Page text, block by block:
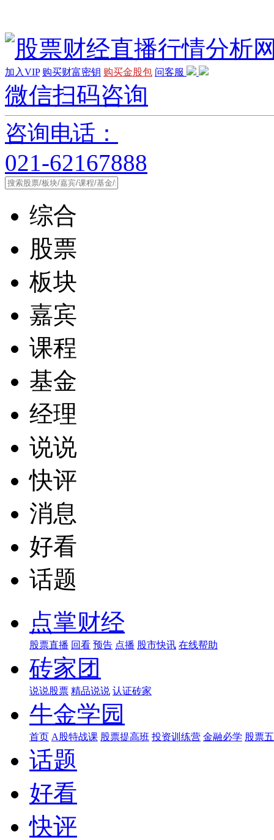
加入VIP 购买财富密钥 购买金股包 问客服
微信扫码咨询
咨询电话：
021-62167888
综合
股票
板块
嘉宾
课程
基金
经理
说说
快评
消息
好看
话题
点掌财经
股票直播 回看 预告 点播 股市快讯 在线帮助
砖家团
说说股票 精品说说 认证砖家
牛金学园
首页 A股特战课 股票提高班 投资训练营 金融必学 股票
话题
好看
快评